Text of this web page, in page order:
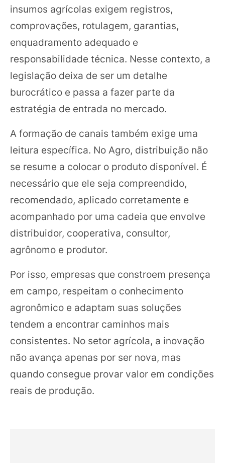
insumos agrícolas exigem registros,
comprovações, rotulagem, garantias,
enquadramento adequado e
responsabilidade técnica. Nesse contexto, a
legislação deixa de ser um detalhe
burocrático e passa a fazer parte da
estratégia de entrada no mercado.
A formação de canais também exige uma
leitura específica. No Agro, distribuição não
se resume a colocar o produto disponível. É
necessário que ele seja compreendido,
recomendado, aplicado corretamente e
acompanhado por uma cadeia que envolve
distribuidor, cooperativa, consultor,
agrônomo e produtor.
Por isso, empresas que constroem presença
em campo, respeitam o conhecimento
agronômico e adaptam suas soluções
tendem a encontrar caminhos mais
consistentes. No setor agrícola, a inovação
não avança apenas por ser nova, mas
quando consegue provar valor em condições
reais de produção.